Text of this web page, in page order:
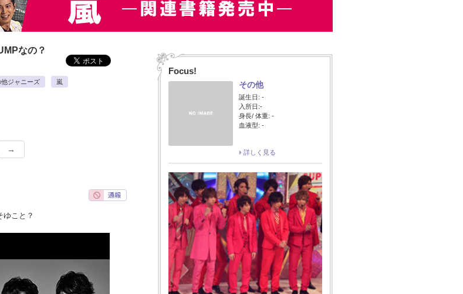
なの？
他ジャニーズ 嵐
→
ゆこと？
Focus!
その他
誕生日: -
入所日:-
身長/ 体重: -
血液型: -
詳しく見る